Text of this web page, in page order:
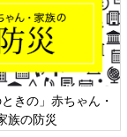
したもの
）
確定していない
ときの」赤ちゃん・
族の防災